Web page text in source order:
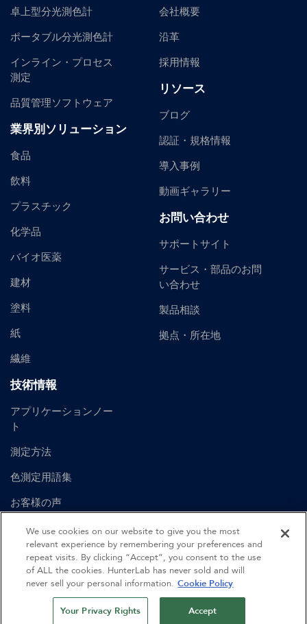
卓上型分光測色計
ポータブル分光測色計
インライン・プロセス
測定
品質管理ソフトウェア
業界別ソリューション
食品
飲料
プラスチック
化学品
バイオ医薬
建材
塗料
紙
繊維
技術情報
アプリケーションノー
ト
測定方法
色測定用語集
お客様の声
ユーザーマニュアル
会社概要
沿革
採用情報
リソース
ブログ
認証・規格情報
導入事例
動画ギャラリー
お問い合わせ
サポートサイト
サービス・部品のお問
い合わせ
製品相談
拠点・所在地
©2026Hunter Associates Laboratory, Inc.
We use cookies on our website to give you the most
relevant experience by remembering your preferences and
repeat visits. By clicking “Accept”, you consent to the use
of ALL the cookies. HunterLab has never sold and will
never sell your personal information. Cookie Policy
Your Privacy Rights Accept